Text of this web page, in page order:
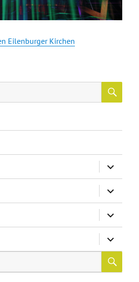
Eilenburger Kirchen
anzeigen
anzeigen
anzeigen
anzeigen